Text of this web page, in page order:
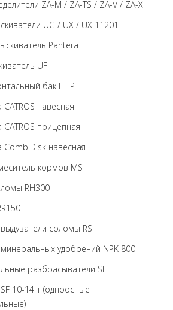
ZA-M / ZA-TS / ZA-V / ZA-X
UG / UX / UX 11201
Pantera
UF
бак FT-P
навесная
прицепная
навесная
кормов MS
RH300
соломы RS
удобрений NPK 800
разбрасыватели SF
10-14 т (одноосные